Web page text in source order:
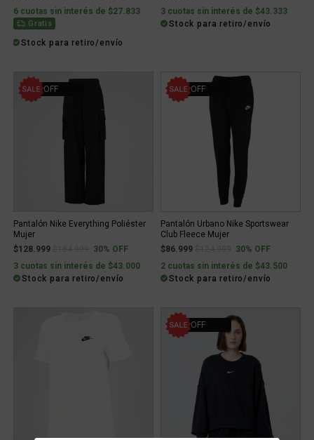
6 cuotas sin interés de $27.833
Gratis
Stock para retiro/envío
3 cuotas sin interés de $43.333
Stock para retiro/envío
30% OFF
Pantalón Nike Everything Poliéster
Mujer
$128.999
Price reduced from
to30% OFF
3 cuotas sin interés de $43.000
Stock para retiro/envío
30% OFF
Pantalón Urbano Nike Sportswear
Club Fleece Mujer
$86.999
Price reduced from
to30% OFF
2 cuotas sin interés de $43.500
Stock para retiro/envío
10% OFF